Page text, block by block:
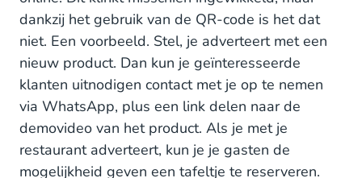
dankzij het gebruik van de QR-code is het dat
niet. Een voorbeeld. Stel, je adverteert met een
nieuw product. Dan kun je geïnteresseerde
klanten uitnodigen contact met je op te nemen
via WhatsApp, plus een link delen naar de
demovideo van het product. Als je met je
restaurant adverteert, kun je je gasten de
mogelijkheid geven een tafeltje te reserveren.